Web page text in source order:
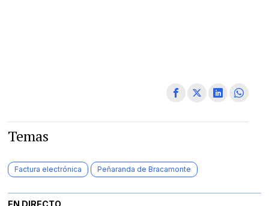
Temas
Factura electrónica Peñaranda de Bracamonte
EN DIRECTO